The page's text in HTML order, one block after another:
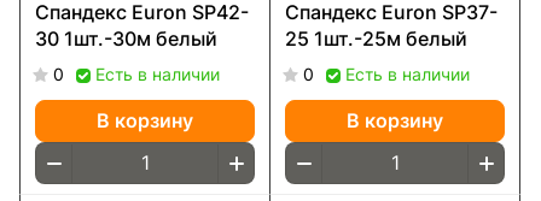
Спандекс Euron SP42-
30 1шт.-30м белый
0 Есть в наличии
В корзину
Спандекс Euron SP37-
25 1шт.-25м белый
0 Есть в наличии
В корзину